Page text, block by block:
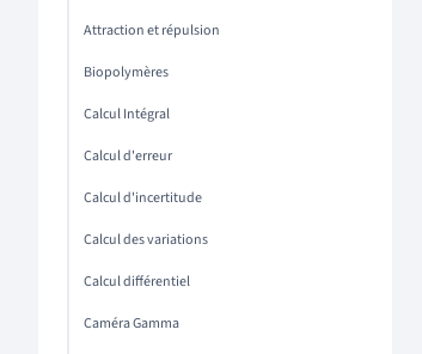
Attraction et répulsion
Biopolymères
Calcul Intégral
Calcul d'erreur
Calcul d'incertitude
Calcul des variations
Calcul différentiel
Caméra Gamma